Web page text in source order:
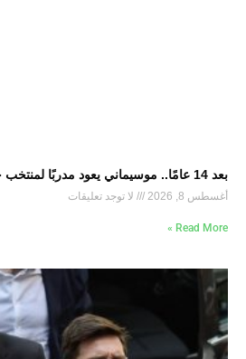
بعد 14 عامًا.. موسيماني يعود مدربًا لمنتخب جنوب أفريقيا
أغسطس 8, 2026 لا توجد تعليقات
Read More »